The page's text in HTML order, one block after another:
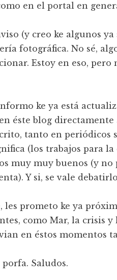
en el portal en
(y creo ke algunos
fotográfica. No sé,
Estoy en eso,
ke ya está
éste blog
tanto en periódicos
(los trabajos para
muy muy buenos (y no
Y si, se vale
les prometo ke ya
como Mar, la crisis
en éstos momentos
Saludos.